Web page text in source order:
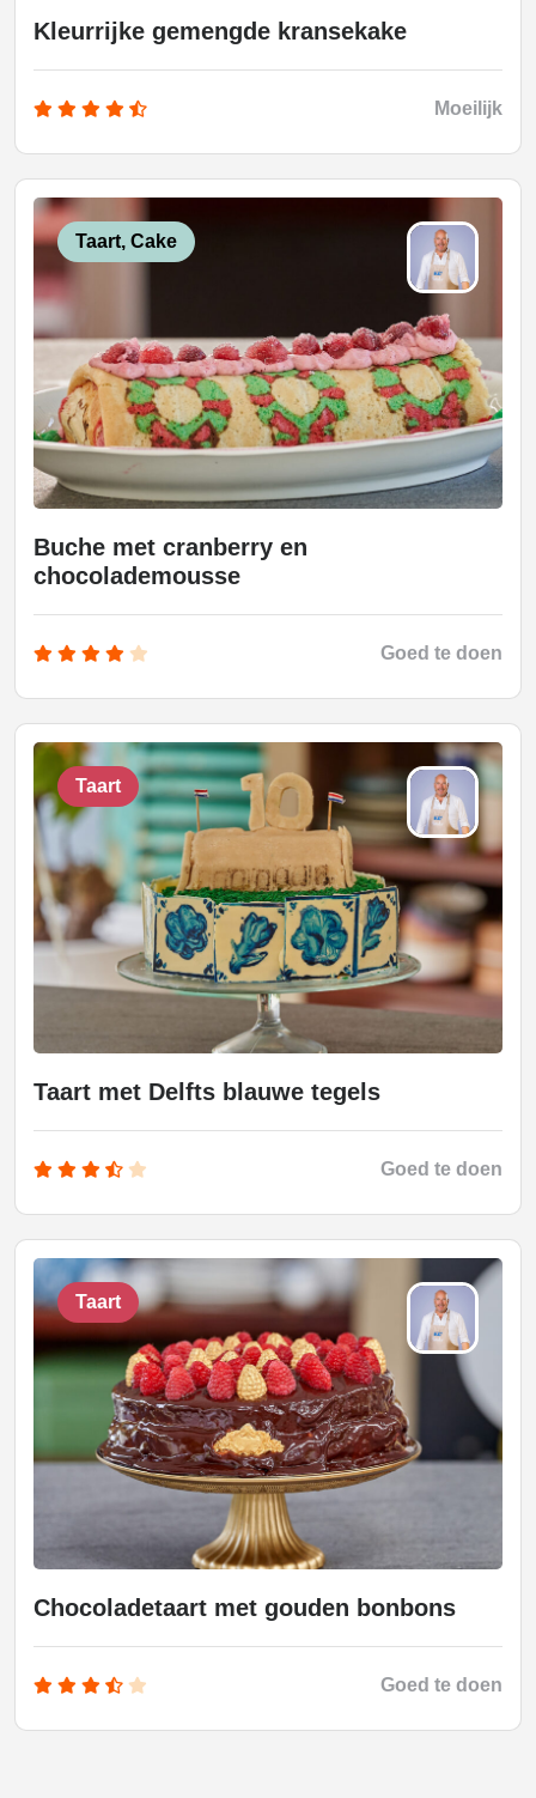
Kleurrijke gemengde kransekake
Moeilijk
Taart, Cake
Buche met cranberry en
chocolademousse
Goed te doen
Taart
Taart met Delfts blauwe tegels
Goed te doen
Taart
Chocoladetaart met gouden bonbons
Goed te doen